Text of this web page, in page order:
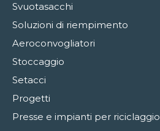
Svuotasacchi
Soluzioni di riempimento
Aeroconvogliatori
Stoccaggio
Setacci
Progetti
Presse e impianti per riciclaggio